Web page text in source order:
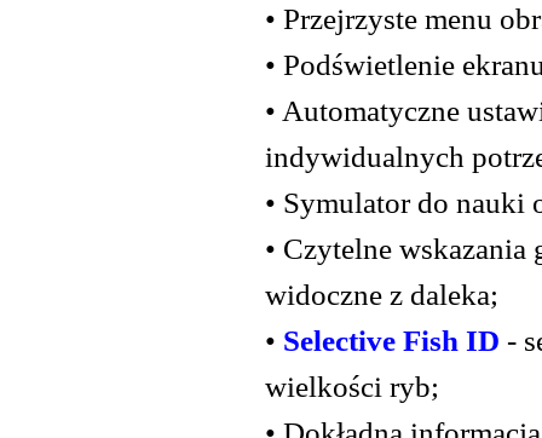
• Przejrzyste menu
• Podświetlenie
• Automatyczne
indywidualnych
• Symulator do nauki
• Czytelne
widoczne z daleka;
• Selective Fish ID -
wielkości ryb;